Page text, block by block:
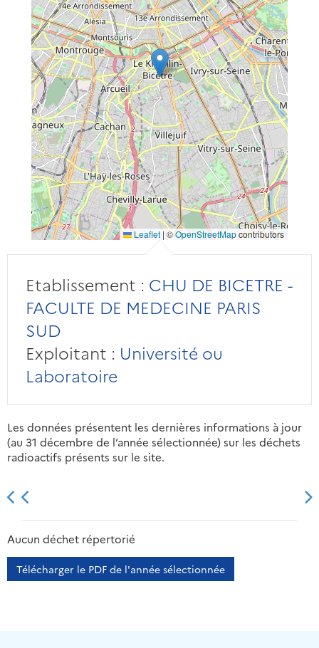
Leaflet | ©OpenStreetMapcontributors
Etablissement : CHU DE BICETRE -
FACULTE DE MEDECINE PARIS
SUD
Exploitant : Université ou
Laboratoire
Les données présentent les dernières informations à jour
(au 31 décembre de l’année sélectionnée) sur les déchets
radioactifs présents sur le site.
2013 2014
Aucun déchet répertorié
Télécharger le PDF de l'année sélectionnée